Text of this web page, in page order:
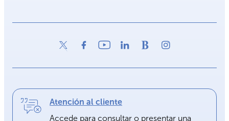
Atención al cliente
Accede para consultar o presentar una